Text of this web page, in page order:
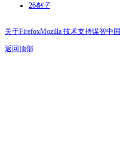
26帖子
关于FirefoxMozilla 技术支持谋智中国
返回顶部